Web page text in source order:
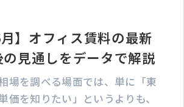
月】オフィス賃料の最新
見通しをデータで解説
場を調べる場面では、単に「東
価を知りたい」というよりも、